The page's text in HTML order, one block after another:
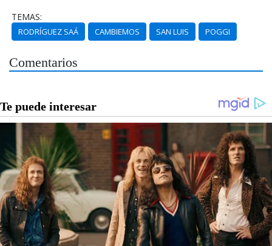
TEMAS:
RODRÍGUEZ SAÁ CAMBIEMOS SAN LUIS POGGI
Comentarios